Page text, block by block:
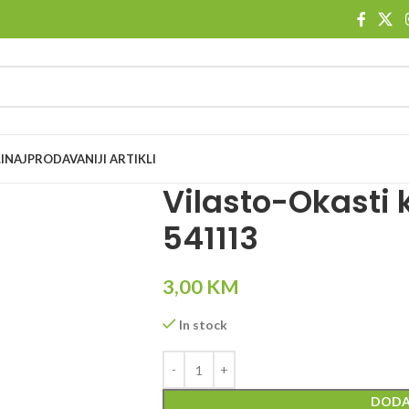
NAJPRODAVANIJI ARTIKLI
Vilasto-Okasti
541113
3,00 KM
In stock